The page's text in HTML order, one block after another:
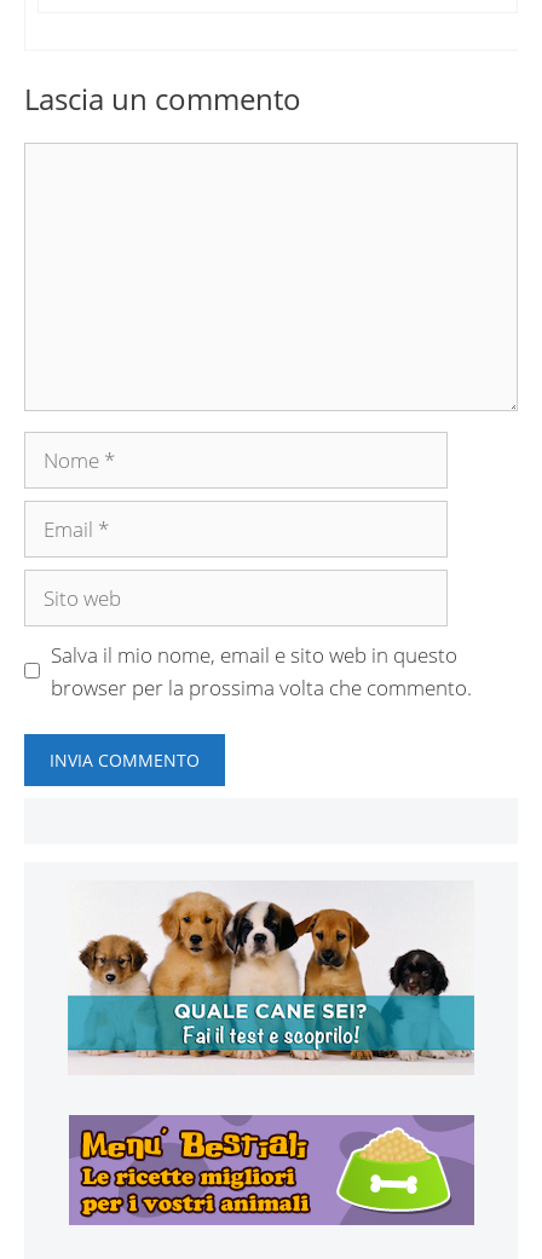
Lascia un commento
Nome
Email
Sito
Salva il mio nome, email e sito web in questo
browser per la prossima volta che commento.